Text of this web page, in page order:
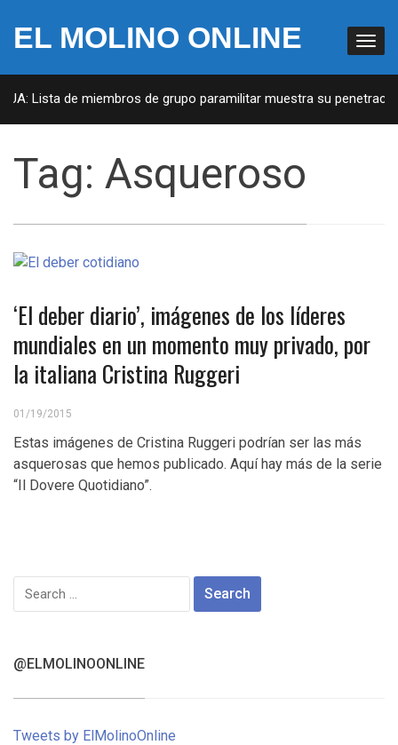
EL MOLINO ONLINE
Lista de miembros de grupo paramilitar muestra su
Tag: Asqueroso
‘El deber diario’, imágenes de los líderes
mundiales en un momento muy privado, por
la italiana Cristina Ruggeri
01/19/2015
Estas imágenes de Cristina Ruggeri podrían ser las más
asquerosas que hemos publicado. Aquí hay más de la serie
“Il Dovere Quotidiano”.
Search
@ELMOLINOONLINE
Tweets by ElMolinoOnline